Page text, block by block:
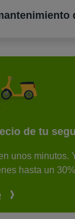
de tu
unos minutos.
hasta un